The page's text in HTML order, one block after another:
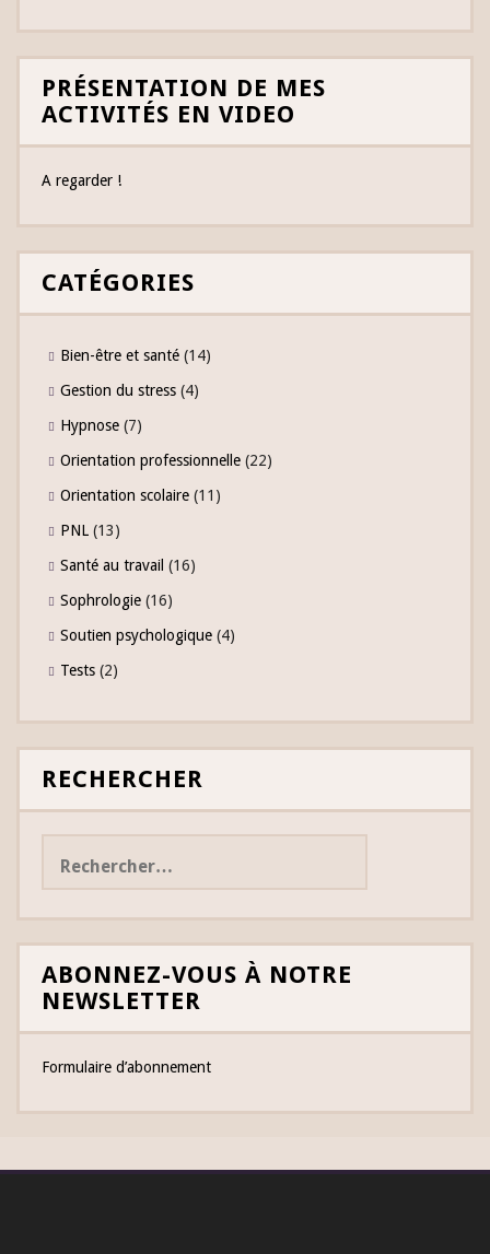
PRÉSENTATION DE MES
ACTIVITÉS EN VIDEO
A regarder !
CATÉGORIES
Bien-être et santé (14)
Gestion du stress (4)
Hypnose (7)
Orientation professionnelle (22)
Orientation scolaire (11)
PNL (13)
Santé au travail (16)
Sophrologie (16)
Soutien psychologique (4)
Tests (2)
RECHERCHER
ABONNEZ-VOUS À NOTRE
NEWSLETTER
Formulaire d’abonnement